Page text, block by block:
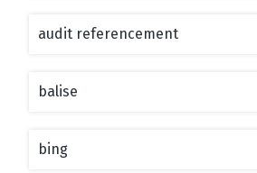
audit referencement
balise
bing